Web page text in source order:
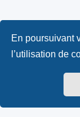
En poursuivant
l’utilisation de